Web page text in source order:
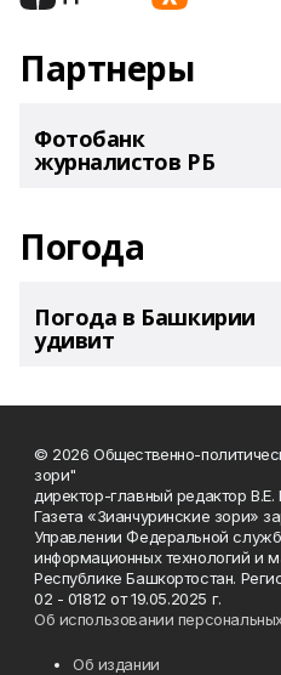
Партнеры
Фотобанк
журналистов РБ
Погода
Погода в Башкирии
удивит
© 2026 Общественно-
зори"
директор-главный редактор В.Е.
Газета «Зианчуринские зори»
Управлении Федеральной
информационных технологий и
Республике Башкортостан.
02 - 01812 от 19.05.2025 г.
Об использовании
Об издании